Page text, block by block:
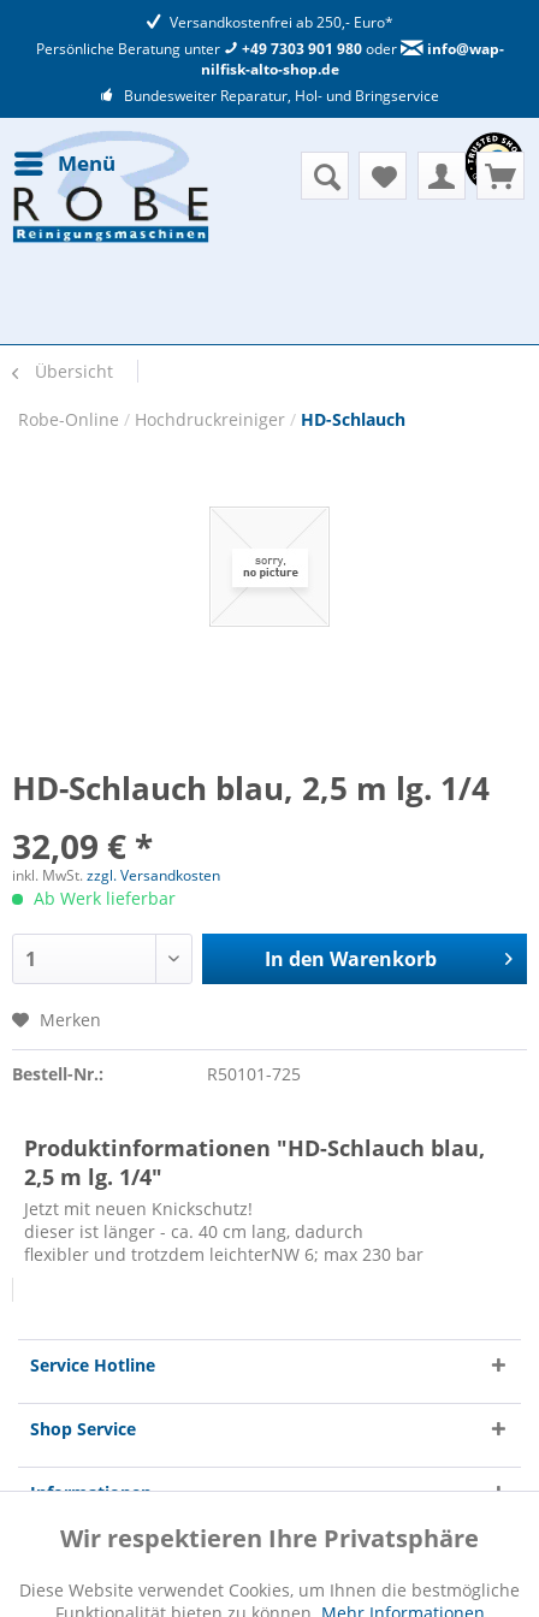
Versandkostenfrei ab 250,- Euro*
Persönliche Beratung unter
+49 7303 901 980oder
info@wap-
nilfisk-alto-shop.de
Bundesweiter Reparatur, Hol- und Bringservice
Menü
Übersicht
Robe-Online / Hochdruckreiniger / HD-Schlauch
HD-Schlauch blau, 2,5 m lg. 1/4
32,09 € *
inkl. MwSt. zzgl. Versandkosten
Ab Werk lieferbar
In den Warenkorb
Merken
Bestell-Nr.: R50101-725
Produktinformationen "HD-Schlauch blau,
2,5 m lg. 1/4"
Jetzt mit neuen Knickschutz!
dieser ist länger - ca. 40 cm lang, dadurch
flexibler und trotzdem leichterNW 6; max 230 bar
Service Hotline
Shop Service
Informationen
Funktionale Aktiv
Wir respektieren Ihre Privatsphäre
Diese Website verwendet Cookies, um Ihnen die bestmögliche